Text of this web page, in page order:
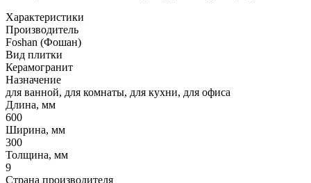
Характеристики
Производитель
Foshan (Фошан)
Вид плитки
Керамогранит
Назначение
для ванной, для комнаты, для кухни, для офиса
Длина, мм
600
Ширина, мм
300
Толщина, мм
9
Страна производителя